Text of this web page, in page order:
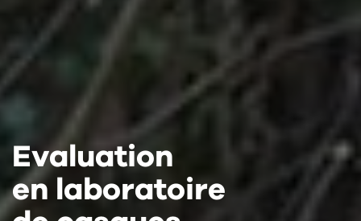
Evaluation
en laboratoire
Evaluation
en laboratoire
Evaluation
en laboratoire